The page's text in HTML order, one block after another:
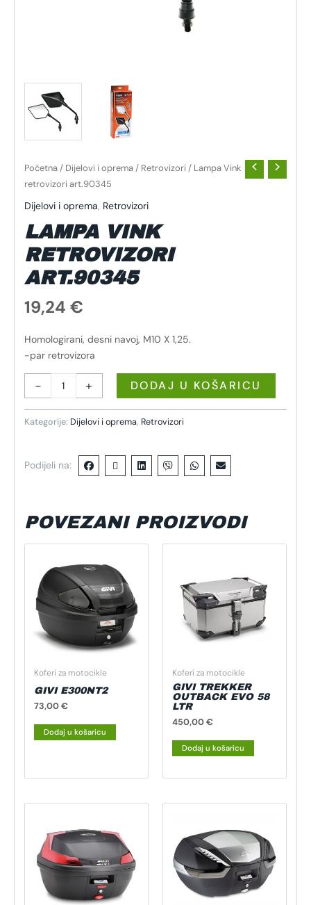
Početna / Dijelovi i oprema / Retrovizori / Lampa Vink
retrovizori art.90345
Dijelovi i oprema, Retrovizori
LAMPA VINK
RETROVIZORI
ART.90345
19,24 €
Homologirani, desni navoj, M10 X 1,25.
-par retrovizora
- + DODAJ U KOŠARICU
Kategorije: Dijelovi i oprema, Retrovizori
Podijeli na:
POVEZANI PROIZVODI
Koferi za motocikle
GIVI E300NT2
73,00€
Dodaj u košaricu
Koferi za motocikle
GIVI TREKKER
OUTBACK EVO 58
LTR
450,00€
Dodaj u košaricu